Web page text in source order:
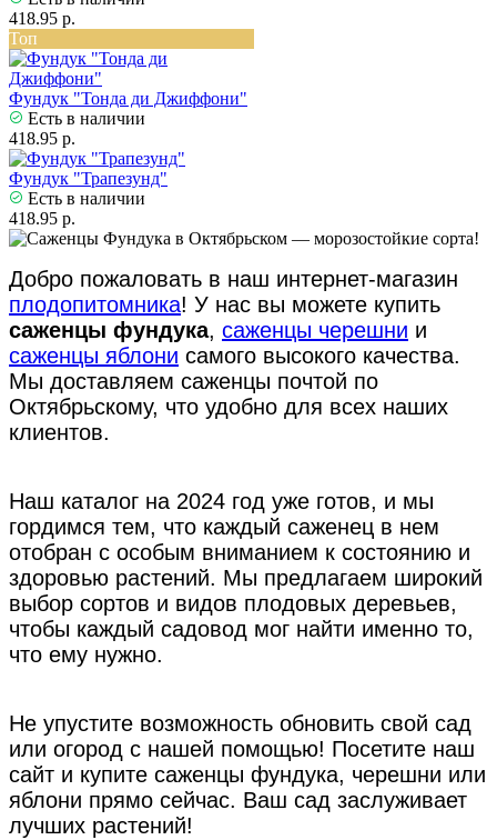
418.95 р.
Топ
Фундук "Тонда ди Джиффони"
Есть в наличии
418.95 р.
Фундук "Трапезунд"
Есть в наличии
418.95 р.
Добро пожаловать в наш интернет-магазин
плодопитомника! У нас вы можете купить
саженцы фундука, саженцы черешни и
саженцы яблони самого высокого качества.
Мы доставляем саженцы почтой по
Октябрьскому, что удобно для всех наших
клиентов.
Наш каталог на 2024 год уже готов, и мы
гордимся тем, что каждый саженец в нем
отобран с особым вниманием к состоянию и
здоровью растений. Мы предлагаем широкий
выбор сортов и видов плодовых деревьев,
чтобы каждый садовод мог найти именно то,
что ему нужно.
Не упустите возможность обновить свой сад
или огород с нашей помощью! Посетите наш
сайт и купите саженцы фундука, черешни или
яблони прямо сейчас. Ваш сад заслуживает
лучших растений!